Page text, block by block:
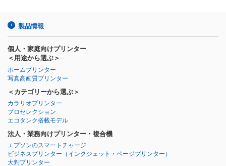
製品情報
個人・家庭向けプリンター
＜用途から選ぶ＞
ホームプリンター
写真高画質プリンター
＜カテゴリーから選ぶ＞
カラリオプリンター
プロセレクション
エコタンク搭載モデル
法人・業務向けプリンター・複合機
エプソンのスマートチャージ
ビジネスプリンター （インクジェット・ページプリンター）
大判プリンター